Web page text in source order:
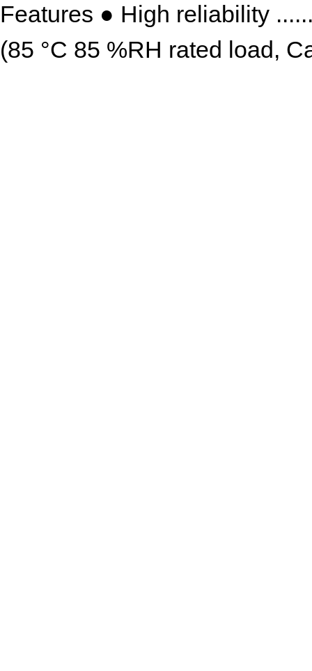
Features ● High reliability
(85 °C 85 %RH rated load,